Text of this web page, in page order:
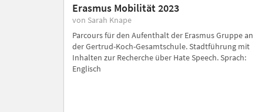
Erasmus Mobilität 2023
von Sarah Knape
Parcours für den Aufenthalt der Erasmus Gruppe an
der Gertrud-Koch-Gesamtschule. Stadtführung mit
Inhalten zur Recherche über Hate Speech. Sprach:
Englisch